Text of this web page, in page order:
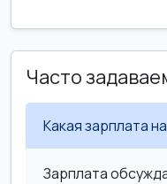
Часто
Какая зарплата
Зарплата